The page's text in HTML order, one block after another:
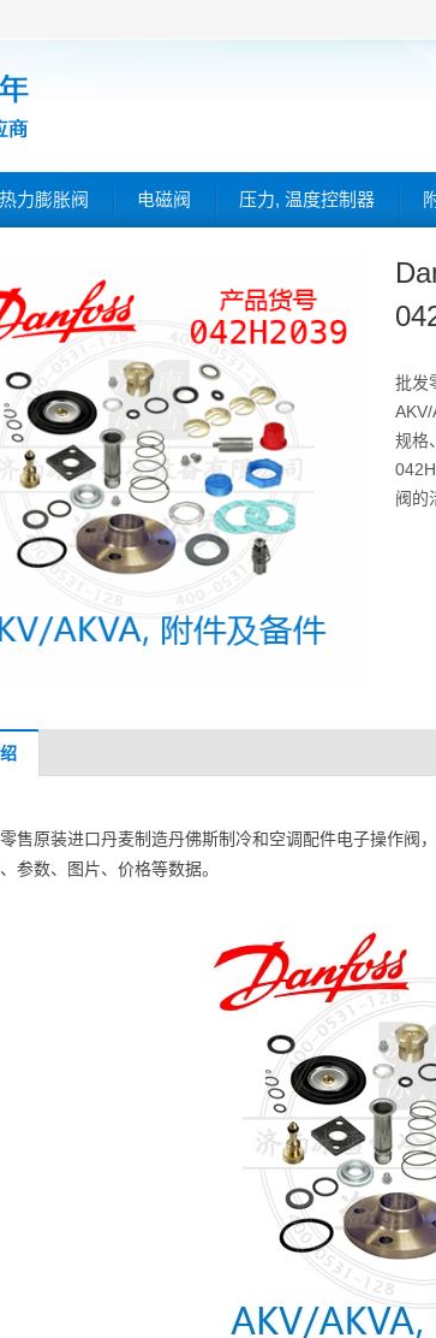
热力膨胀阀 电磁阀 压力, 温度控制器
批发
AKV/
规格
阀的
售原装进口丹麦制造丹佛斯制冷和空调配件电子操作阀
参数、图片、价格等数据。